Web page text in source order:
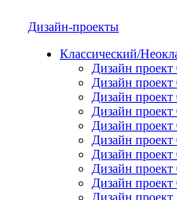
Дизайн-проекты
Классический/
Дизайн проект
Дизайн проект
Дизайн проект
Дизайн проект
Дизайн проект
Дизайн проект
Дизайн проект
Дизайн проект
Дизайн проект
Дизайн проект